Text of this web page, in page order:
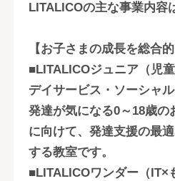
LITALICOの主な事業内容
【お子さまの成長を総合
■LITALICOジュニア（児
デイサービス・ソーシャ
発達が気になる0～18歳の
に向けて、発達支援の最
する教室です。
■LITALICOワンダー（IT×